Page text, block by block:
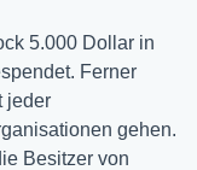
5.000 Dollar in
Ferner
jeder
gehen.
Besitzer von